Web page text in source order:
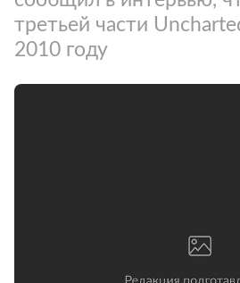
третьей части
2010 году